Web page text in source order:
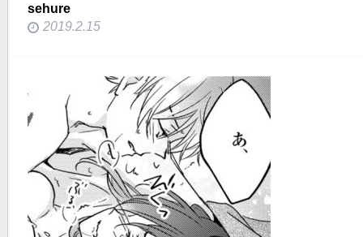
sehure
2019.2.15